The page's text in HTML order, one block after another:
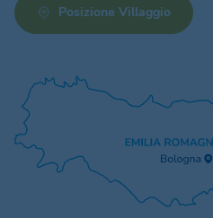
Posizione Villaggio